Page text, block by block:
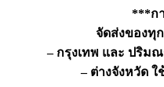
***ก
จัดส่งของทุ
– กรุงเทพ และ ปริม
– ต่างจังหวัด ใ